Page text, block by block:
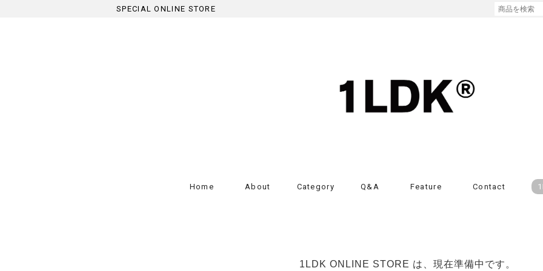
SPECIAL ONLINE STORE
Home About Category Q&A Feature Contact
1LDK ONLINE STORE は、現在準備中です。